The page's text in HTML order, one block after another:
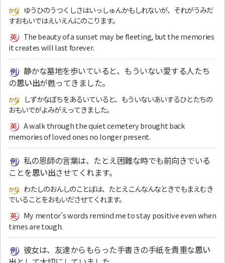
ゆうひのうつくしさはいっしゅんかもしれないが、それがうみだ
すおもいではえいえんにのこります。
The beauty of a sunset may be fleeting, but the memories
it creates will last forever.
静かな墓地を歩いていると、もういない愛する人たち
の思い出が甦ってきました。
しずかなぼちをあるいていると、もういないあいするひとたちの
おもいでがよみがえってきました。
A walk through the quiet cemetery brought back
memories of loved ones no longer present.
私の恩師の言葉は、たとえ困難な時でも前向きでいる
ことを思い出させてくれます。
わたしのおんしのことばは、たとえこんなんなときでもまえむき
でいることをおもいださせてくれます。
My mentor’s words remind me to stay positive even when
times are tough.
彼女は、友達からもらった手書きの手紙を貴重な思い